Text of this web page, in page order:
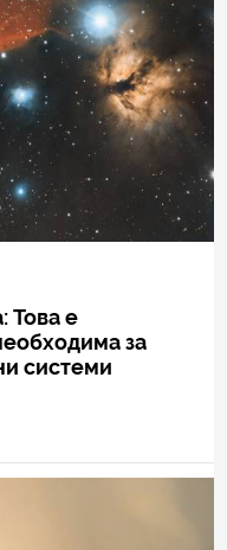
Това е
за
системи